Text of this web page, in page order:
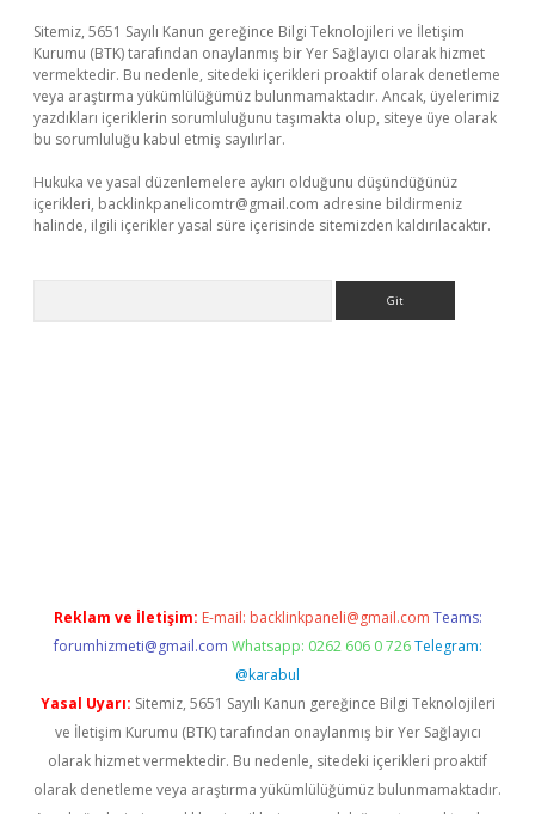
Sitemiz, 5651 Sayılı Kanun gereğince Bilgi Teknolojileri ve İletişim
Kurumu (BTK) tarafından onaylanmış bir Yer Sağlayıcı olarak hizmet
vermektedir. Bu nedenle, sitedeki içerikleri proaktif olarak denetleme
veya araştırma yükümlülüğümüz bulunmamaktadır. Ancak, üyelerimiz
yazdıkları içeriklerin sorumluluğunu taşımakta olup, siteye üye olarak
bu sorumluluğu kabul etmiş sayılırlar.
Hukuka ve yasal düzenlemelere aykırı olduğunu düşündüğünüz
içerikleri, backlinkpanelicomtr@gmail.com adresine bildirmeniz
halinde, ilgili içerikler yasal süre içerisinde sitemizden kaldırılacaktır.
Reklam ve İletişim: E-mail: backlinkpaneli@gmail.com Teams:
forumhizmeti@gmail.com Whatsapp: 0262 606 0 726 Telegram:
@karabul
Yasal Uyarı: Sitemiz, 5651 Sayılı Kanun gereğince Bilgi Teknolojileri
ve İletişim Kurumu (BTK) tarafından onaylanmış bir Yer Sağlayıcı
olarak hizmet vermektedir. Bu nedenle, sitedeki içerikleri proaktif
olarak denetleme veya araştırma yükümlülüğümüz bulunmamaktadır.